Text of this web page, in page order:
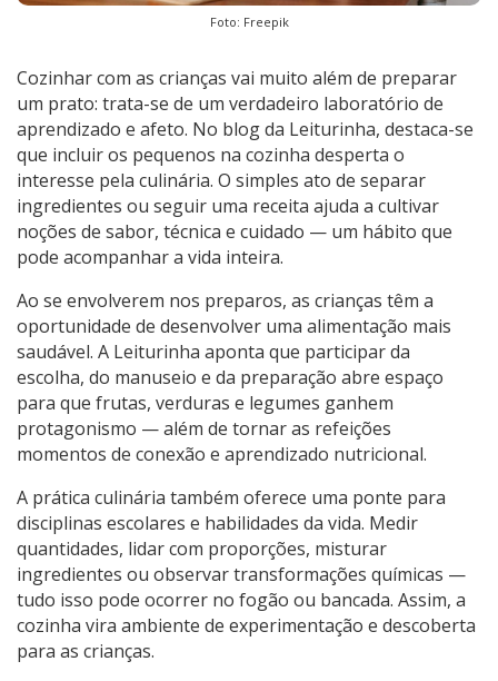
Foto: Freepik
Cozinhar com as crianças vai muito além de preparar
um prato: trata-se de um verdadeiro laboratório de
aprendizado e afeto. No blog da Leiturinha, destaca-se
que incluir os pequenos na cozinha desperta o
interesse pela culinária. O simples ato de separar
ingredientes ou seguir uma receita ajuda a cultivar
noções de sabor, técnica e cuidado — um hábito que
pode acompanhar a vida inteira.
Ao se envolverem nos preparos, as crianças têm a
oportunidade de desenvolver uma alimentação mais
saudável. A Leiturinha aponta que participar da
escolha, do manuseio e da preparação abre espaço
para que frutas, verduras e legumes ganhem
protagonismo — além de tornar as refeições
momentos de conexão e aprendizado nutricional.
A prática culinária também oferece uma ponte para
disciplinas escolares e habilidades da vida. Medir
quantidades, lidar com proporções, misturar
ingredientes ou observar transformações químicas —
tudo isso pode ocorrer no fogão ou bancada. Assim, a
cozinha vira ambiente de experimentação e descoberta
para as crianças.